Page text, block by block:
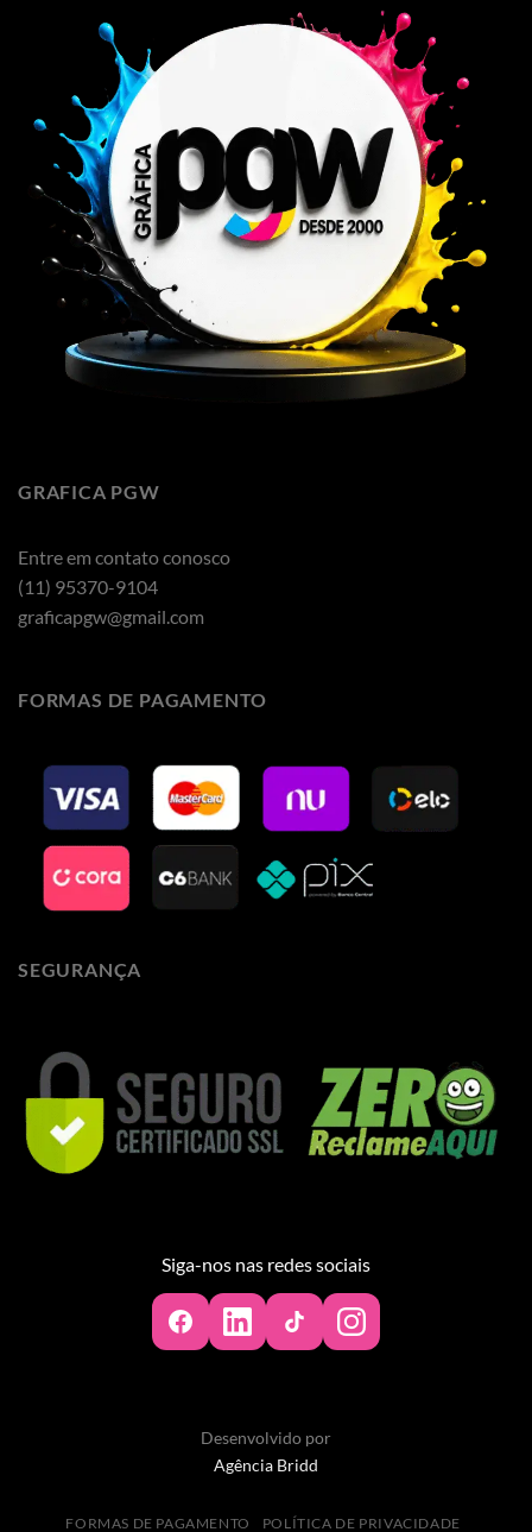
GRAFICA PGW
Entre em contato conosco
(11) 95370-9104
graficapgw@gmail.com
FORMAS DE PAGAMENTO
SEGURANÇA
Siga-nos nas redes sociais
Desenvolvido por
Agência Bridd
FORMAS DE PAGAMENTO
POLÍTICA DE PRIVACIDADE